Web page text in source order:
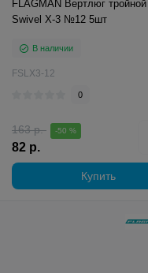
FLAGMAN Вертлюг тройной
Swivel X-3 №12 5шт
В наличии
FSLX3-12
0
163 р. -50 %
82 р.
Купить